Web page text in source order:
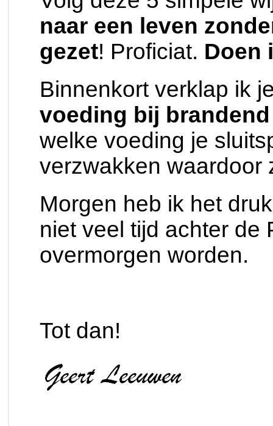
naar een leven
gezet! Proficiat. Doen
Binnenkort verklap ik
voeding bij
welke voeding je
verzwakken waardoor
Morgen heb ik het
niet veel tijd achter de
overmorgen worden.
Tot dan!